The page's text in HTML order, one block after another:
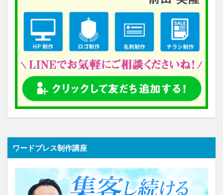
ワードプレス制作講座